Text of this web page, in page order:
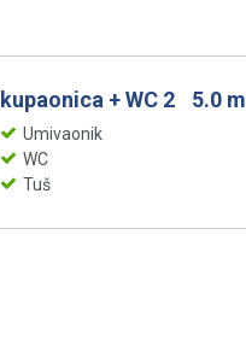
kupaonica + WC 2 5.0 m
Umivaonik
WC
Tuš